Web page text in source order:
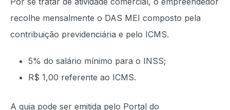
recolhe mensalmente o DAS MEI composto pela
contribuição previdenciária e pelo ICMS.
5% do salário mínimo para o INSS;
R$ 1,00 referente ao ICMS.
A guia pode ser emitida pelo Portal do